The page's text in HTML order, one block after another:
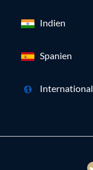
Indien
Spanien
International